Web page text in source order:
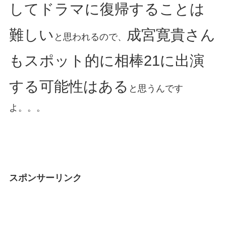
してドラマに復帰することは
難しい と思われるので、
成宮寛貴さん
もスポット的に相棒21に出演
する可能性はある と思うんです
よ。。。
スポンサーリンク